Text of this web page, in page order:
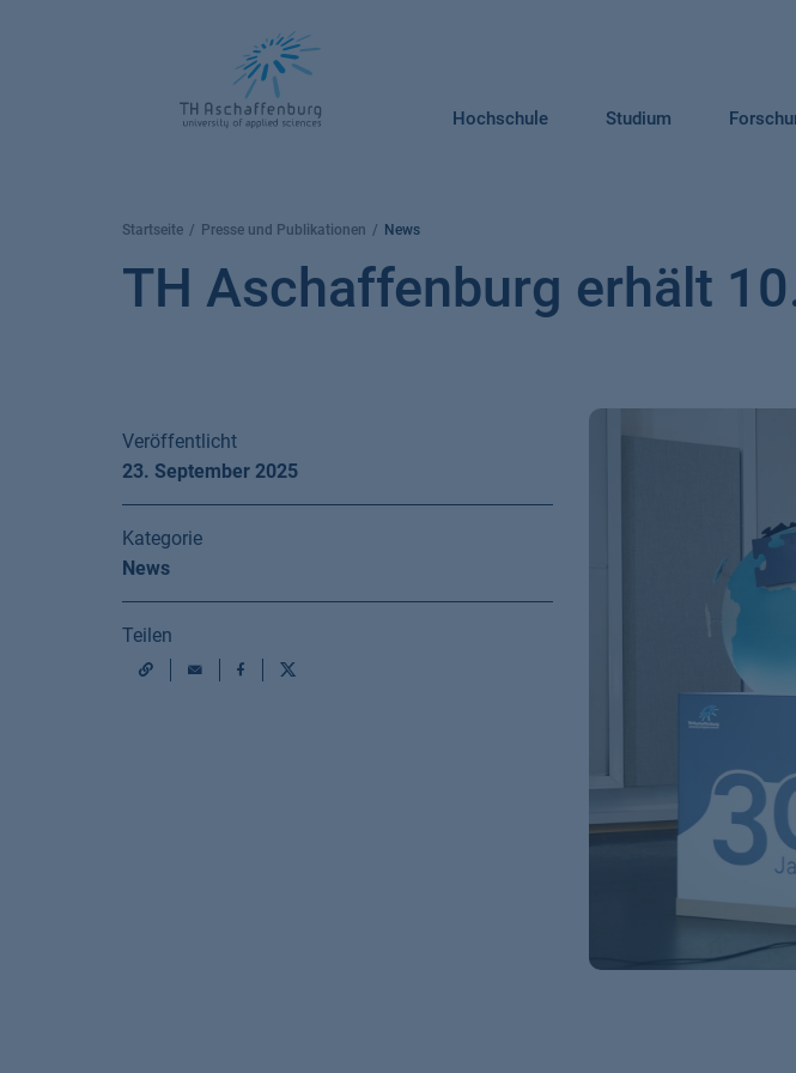
Hochschule Studium
Startseite Presse und Publikationen News
TH Aschaffenburg erhält
Veröffentlicht
23. September 2025
Kategorie
News
Teilen
URL
Mail Facebook
X